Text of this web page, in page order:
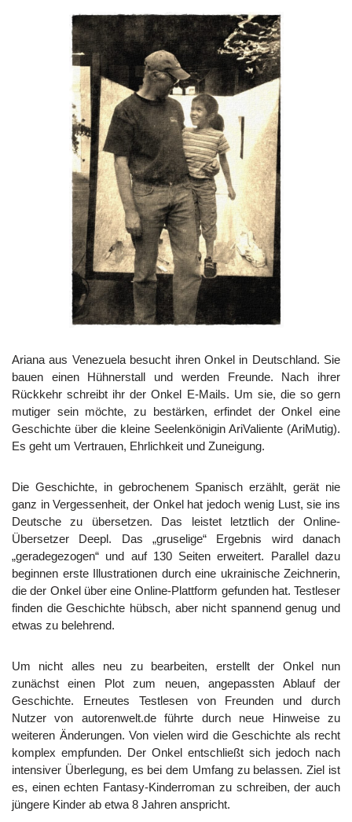
Ariana aus Venezuela besucht ihren Onkel in Deutschland. Sie
bauen einen Hühnerstall und werden Freunde. Nach ihrer
Rückkehr schreibt ihr der Onkel E-Mails. Um sie, die so gern
mutiger sein möchte, zu bestärken, erfindet der Onkel eine
Geschichte über die kleine Seelenkönigin AriValiente (AriMutig).
Es geht um Vertrauen, Ehrlichkeit und Zuneigung.
Die Geschichte, in gebrochenem Spanisch erzählt, gerät nie
ganz in Vergessenheit, der Onkel hat jedoch wenig Lust, sie ins
Deutsche zu übersetzen. Das leistet letztlich der Online-
Übersetzer Deepl. Das „gruselige“ Ergebnis wird danach
„geradegezogen“ und auf 130 Seiten erweitert. Parallel dazu
beginnen erste Illustrationen durch eine ukrainische Zeichnerin,
die der Onkel über eine Online-Plattform gefunden hat. Testleser
finden die Geschichte hübsch, aber nicht spannend genug und
etwas zu belehrend.
Um nicht alles neu zu bearbeiten, erstellt der Onkel nun
zunächst einen Plot zum neuen, angepassten Ablauf der
Geschichte. Erneutes Testlesen von Freunden und durch
Nutzer von autorenwelt.de führte durch neue Hinweise zu
weiteren Änderungen. Von vielen wird die Geschichte als recht
komplex empfunden. Der Onkel entschließt sich jedoch nach
intensiver Überlegung, es bei dem Umfang zu belassen. Ziel ist
es, einen echten Fantasy-Kinderroman zu schreiben, der auch
jüngere Kinder ab etwa 8 Jahren anspricht.